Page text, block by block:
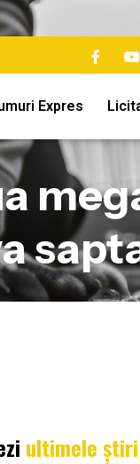
Expres
ultimele știri